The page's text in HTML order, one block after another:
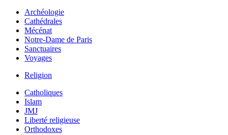
Archéologie
Cathédrales
Mécénat
Notre-Dame de Paris
Sanctuaires
Voyages
Religion
Catholiques
Islam
JMJ
Liberté religieuse
Orthodoxes